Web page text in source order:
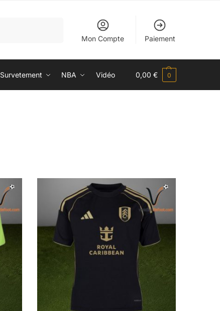
Mon Compte Paiement
Survetement NBA Vidéo 0,00 € 0